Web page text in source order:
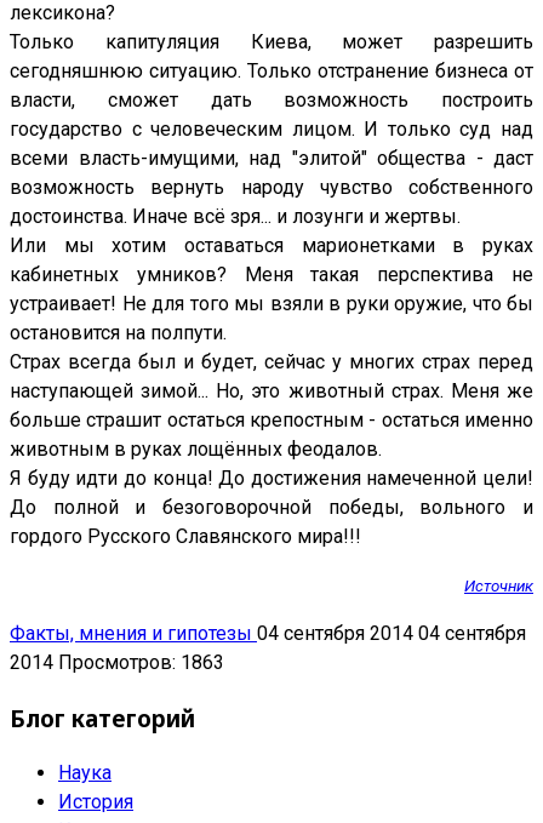
лексикона?
Только капитуляция Киева, может разрешить
сегодняшнюю ситуацию. Только отстранение бизнеса от
власти, сможет дать возможность построить
государство с человеческим лицом. И только суд над
всеми власть-имущими, над "элитой" общества - даст
возможность вернуть народу чувство собственного
достоинства. Иначе всё зря... и лозунги и жертвы.
Или мы хотим оставаться марионетками в руках
кабинетных умников? Меня такая перспектива не
устраивает! Не для того мы взяли в руки оружие, что бы
остановится на полпути.
Страх всегда был и будет, сейчас у многих страх перед
наступающей зимой... Но, это животный страх. Меня же
больше страшит остаться крепостным - остаться именно
животным в руках лощённых феодалов.
Я буду идти до конца! До достижения намеченной цели!
До полной и безоговорочной победы, вольного и
гордого Русского Славянского мира!!!
Источник
Факты, мнения и гипотезы 04 сентября 2014 04 сентября
2014 Просмотров: 1863
Блог категорий
Наука
История